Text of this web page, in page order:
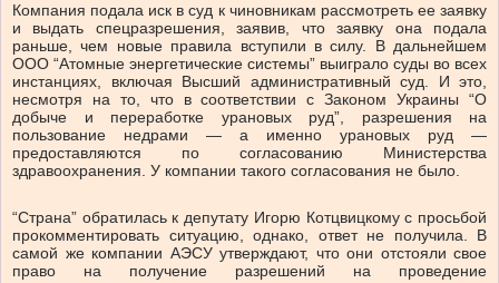
Компания подала иск в суд к чиновникам рассмотреть ее заявку
и выдать спецразрешения, заявив, что заявку она подала
раньше, чем новые правила вступили в силу. В дальнейшем
ООО “Атомные энергетические системы” выиграло суды во всех
инстанциях, включая Высший административный суд. И это,
несмотря на то, что в соответствии с Законом Украины “О
добыче и переработке урановых руд”, разрешения на
пользование недрами — а именно урановых руд —
предоставляются по согласованию Министерства
здравоохранения. У компании такого согласования не было.
“Страна” обратилась к депутату Игорю Котцвицкому с просьбой
прокомментировать ситуацию, однако, ответ не получила. В
самой же компании АЭСУ утверждают, что они отстояли свое
право на получение разрешений на проведение